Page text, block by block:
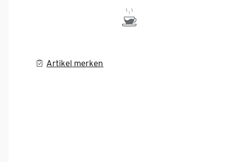
Artikel merken